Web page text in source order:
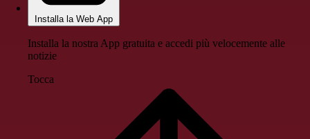
Installa la Web App
Installa la nostra App gratuita e accedi più velocemente alle
notizie
Tocca